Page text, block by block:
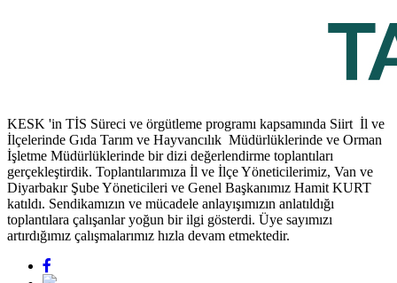
KESK 'in TİS Süreci ve örgütleme programı kapsamında Siirt İl ve
İlçelerinde Gıda Tarım ve Hayvancılık Müdürlüklerinde ve Orman
İşletme Müdürlüklerinde bir dizi değerlendirme toplantıları
gerçekleştirdik. Toplantılarımıza İl ve İlçe Yöneticilerimiz, Van ve
Diyarbakır Şube Yöneticileri ve Genel Başkanımız Hamit KURT
katıldı. Sendikamızın ve mücadele anlayışımızın anlatıldığı
toplantılara çalışanlar yoğun bir ilgi gösterdi. Üye sayımızı
artırdığımız çalışmalarımız hızla devam etmektedir.